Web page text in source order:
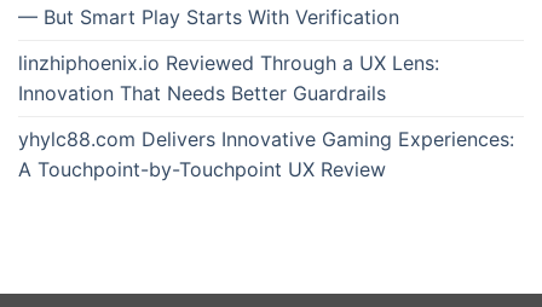
— But Smart Play Starts With Verification
linzhiphoenix.io Reviewed Through a UX Lens:
Innovation That Needs Better Guardrails
yhylc88.com Delivers Innovative Gaming Experiences:
A Touchpoint-by-Touchpoint UX Review